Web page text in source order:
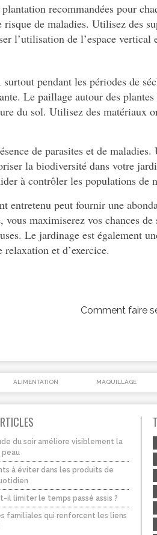
recommandées pour
de maladies. Utilisez des
l’utilisation de l’espace
pendant les périodes de
Le paillage autour des
du sol. Utilisez des matériaux
de parasites et de
la biodiversité dans votre
à contrôler les populations de
peut fournir une
maximiserez vos chances
Le jardinage est également
et d’exercice.
Comment faire
ALIMENTATION MAQUILLAGE
du soir améliore visiblement la
peau
à éviter dans les produits de
il limiter le temps passé assis ?
familiales qui renforcent les liens